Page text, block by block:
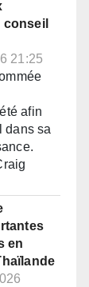
21:25
afin
dans sa
en